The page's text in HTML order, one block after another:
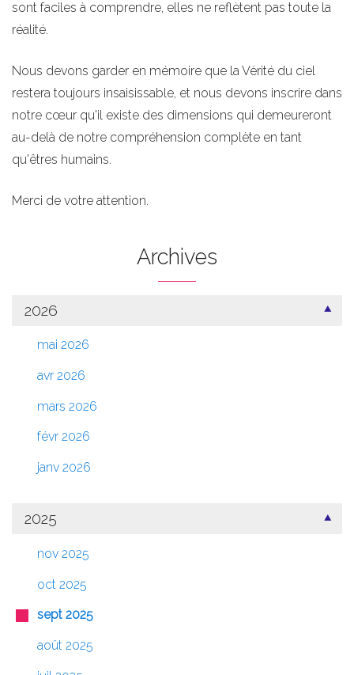
sont faciles à comprendre, elles ne reflètent pas toute la
réalité.
Nous devons garder en mémoire que la Vérité du ciel
restera toujours insaisissable, et nous devons inscrire dans
notre cœur qu'il existe des dimensions qui demeureront
au-delà de notre compréhension complète en tant
qu'êtres humains.
Merci de votre attention.
Archives
2026
mai 2026
avr 2026
mars 2026
févr 2026
janv 2026
2025
nov 2025
oct 2025
sept 2025
août 2025